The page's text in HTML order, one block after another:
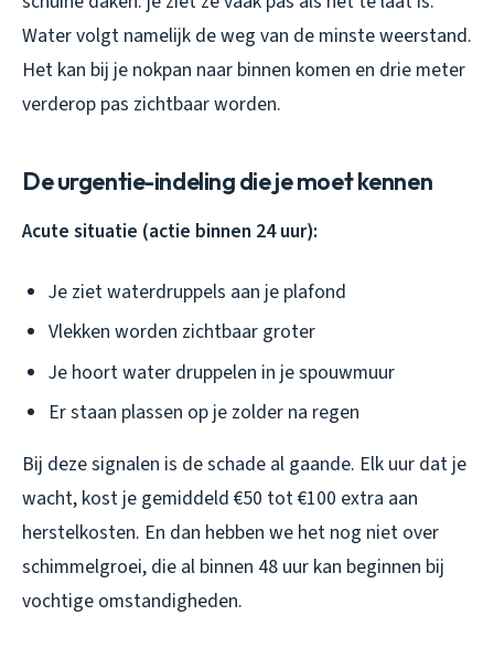
Water volgt namelijk de weg van de minste weerstand.
Het kan bij je nokpan naar binnen komen en drie meter
verderop pas zichtbaar worden.
De urgentie-indeling die je moet kennen
Acute situatie (actie binnen 24 uur):
Je ziet waterdruppels aan je plafond
Vlekken worden zichtbaar groter
Je hoort water druppelen in je spouwmuur
Er staan plassen op je zolder na regen
Bij deze signalen is de schade al gaande. Elk uur dat je
wacht, kost je gemiddeld €50 tot €100 extra aan
herstelkosten. En dan hebben we het nog niet over
schimmelgroei, die al binnen 48 uur kan beginnen bij
vochtige omstandigheden.